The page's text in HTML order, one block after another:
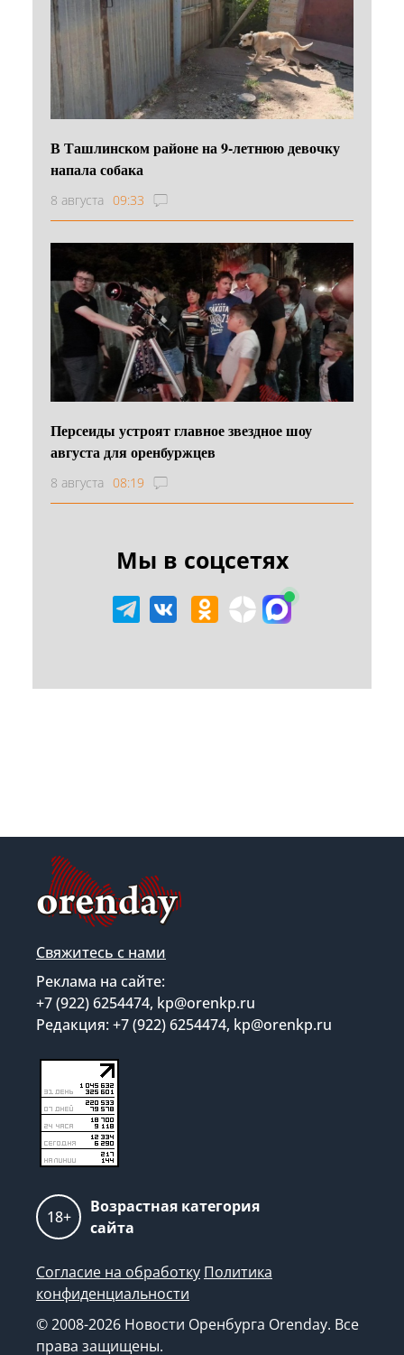
В Ташлинском районе на 9-летнюю девочку
напала собака
8 августа 09:33
Персеиды устроят главное звездное шоу
августа для оренбуржцев
8 августа 08:19
Мы в соцсетях
Свяжитесь с нами
Реклама на сайте:
+7 (922) 6254474, kp@orenkp.ru
Редакция: +7 (922) 6254474, kp@orenkp.ru
18+
Возрастная категория
сайта
Согласие на обработку Политика
конфиденциальности
© 2008-2026 Новости Оренбурга Orenday. Все
права защищены.